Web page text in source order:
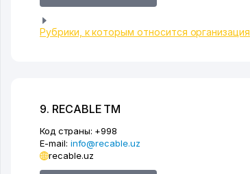
Рубрики, к которым относится организация
9. RECABLE ТМ
Код страны: +998
E-mail: info@recable.uz
recable.uz